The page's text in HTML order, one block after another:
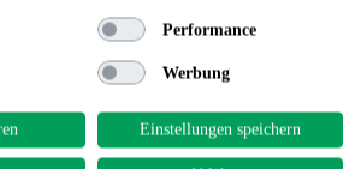
Performance
Werbung
Einstellungen speichern